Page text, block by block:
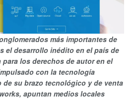
más importantes de
el desarrollo inédito en el país de
los derechos de autor en el
con la tecnología
su brazo tecnológico y de venta
apuntan medios locales